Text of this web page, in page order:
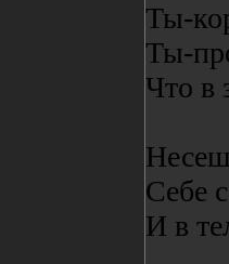
Ты-
Ты-
Что в
Себе
И в